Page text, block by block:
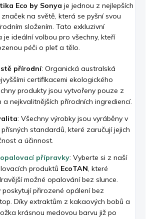
Eco by Sonya je jednou z nejlepších
na světě, která se pyšní svou
složením. Tato exkluzivní
ideální volbou pro všechny, kteří
péči o pleť a tělo.
přírodní: Organická australská
certifikacemi ekologického
produkty jsou vytvořeny pouze z
a nejkvalitnějších přírodních ingrediencí.
: Všechny výrobky jsou vyráběny v
standardů, které zaručují jejich
a účinnost.
přípravky: Vyberte si z naší
produktů EcoTAN, které
možné opalování bez slunce.
přirozené opálení bez
Díky extraktům z kakaových bobů a
krásnou medovou barvu již po